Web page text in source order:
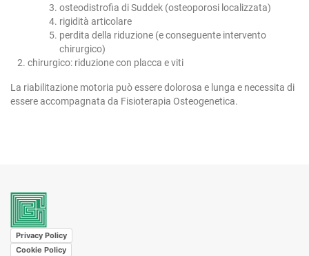
osteodistrofia di Suddek (osteoporosi localizzata)
rigidità articolare
perdita della riduzione (e conseguente intervento
chirurgico)
chirurgico: riduzione con placca e viti
La riabilitazione motoria può essere dolorosa e lunga e necessita di
essere accompagnata da Fisioterapia Osteogenetica.
Privacy Policy
Cookie Policy